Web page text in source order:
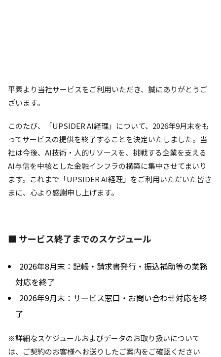
平素より当社サービスをご利用いただき、誠にありがとうご
ざいます。
このたび、「UPSIDER AI経理」について、2026年9月末をも
ってサービスの提供を終了することを決定いたしました。当
社は今後、AI技術・人的リソースを、挑戦する企業を支える
AI与信を中核とした金融インフラの構築に集中させてまいり
ます。これまで「UPSIDER AI経理」をご利用いただいた皆さ
まに、心より感謝申し上げます。
■ サービス終了までのスケジュール
2026年8月末：記帳・請求書発行・振込補助等の業務
対応を終了
2026年9月末：サービス窓口・お問い合わせ対応を終
了
※詳細なスケジュールおよびデータのお取り扱いについて
は、ご契約のお客様へお送りしたご案内をご確認ください